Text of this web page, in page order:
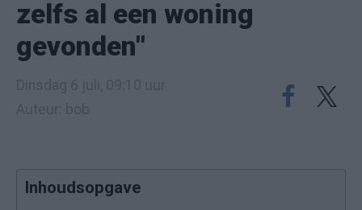
zelfs al een woning
gevonden"
Inhoudsopgave